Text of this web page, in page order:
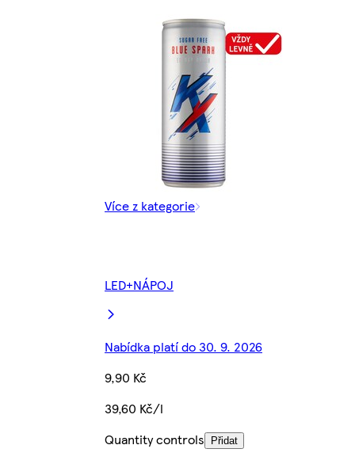
Více z kategorie
LED+NÁPOJ
Nabídka platí do 30. 9. 2026
9,90 Kč
39,60 Kč/l
Quantity controls
Přidat